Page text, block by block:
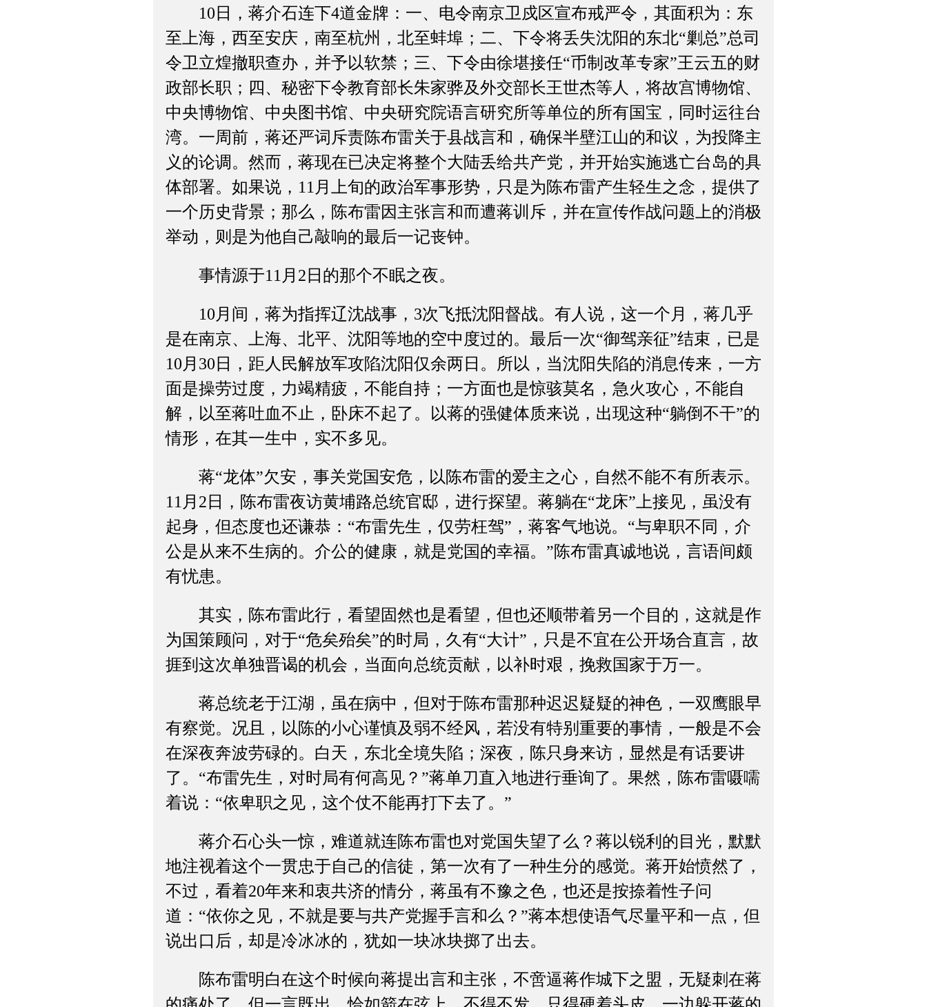
10日，蒋介石连下4道金牌：一、电令南京卫戍区宣布戒严令，其面积为：东
至上海，西至安庆，南至杭州，北至蚌埠；二、下令将丢失沈阳的东北“剿总”总司
令卫立煌撤职查办，并予以软禁；三、下令由徐堪接任“币制改革专家”王云五的财
政部长职；四、秘密下令教育部长朱家骅及外交部长王世杰等人，将故宫博物馆、
中央博物馆、中央图书馆、中央研究院语言研究所等单位的所有国宝，同时运往台
湾。一周前，蒋还严词斥责陈布雷关于县战言和，确保半壁江山的和议，为投降主
义的论调。然而，蒋现在已决定将整个大陆丢给共产党，并开始实施逃亡台岛的具
体部署。如果说，11月上旬的政治军事形势，只是为陈布雷产生轻生之念，提供了
一个历史背景；那么，陈布雷因主张言和而遭蒋训斥，并在宣传作战问题上的消极
举动，则是为他自己敲响的最后一记丧钟。
事情源于11月2日的那个不眠之夜。
10月间，蒋为指挥辽沈战事，3次飞抵沈阳督战。有人说，这一个月，蒋几乎
是在南京、上海、北平、沈阳等地的空中度过的。最后一次“御驾亲征”结束，已是
10月30日，距人民解放军攻陷沈阳仅余两日。所以，当沈阳失陷的消息传来，一方
面是操劳过度，力竭精疲，不能自持；一方面也是惊骇莫名，急火攻心，不能自
解，以至蒋吐血不止，卧床不起了。以蒋的强健体质来说，出现这种“躺倒不干”的
情形，在其一生中，实不多见。
蒋“龙体”欠安，事关党国安危，以陈布雷的爱主之心，自然不能不有所表示。
11月2日，陈布雷夜访黄埔路总统官邸，进行探望。蒋躺在“龙床”上接见，虽没有
起身，但态度也还谦恭：“布雷先生，仅劳枉驾”，蒋客气地说。“与卑职不同，介
公是从来不生病的。介公的健康，就是党国的幸福。”陈布雷真诚地说，言语间颇
有忧患。
其实，陈布雷此行，看望固然也是看望，但也还顺带着另一个目的，这就是作
为国策顾问，对于“危矣殆矣”的时局，久有“大计”，只是不宜在公开场合直言，故
捱到这次单独晋谒的机会，当面向总统贡献，以补时艰，挽救国家于万一。
蒋总统老于江湖，虽在病中，但对于陈布雷那种迟迟疑疑的神色，一双鹰眼早
有察觉。况且，以陈的小心谨慎及弱不经风，若没有特别重要的事情，一般是不会
在深夜奔波劳碌的。白天，东北全境失陷；深夜，陈只身来访，显然是有话要讲
了。“布雷先生，对时局有何高见？”蒋单刀直入地进行垂询了。果然，陈布雷嗫嚅
着说：“依卑职之见，这个仗不能再打下去了。”
蒋介石心头一惊，难道就连陈布雷也对党国失望了么？蒋以锐利的目光，默默
地注视着这个一贯忠于自己的信徒，第一次有了一种生分的感觉。蒋开始愤然了，
不过，看着20年来和衷共济的情分，蒋虽有不豫之色，也还是按捺着性子问
道：“依你之见，不就是要与共产党握手言和么？”蒋本想使语气尽量平和一点，但
说出口后，却是冷冰冰的，犹如一块冰块掷了出去。
陈布雷明白在这个时候向蒋提出言和主张，不啻逼蒋作城下之盟，无疑刺在蒋